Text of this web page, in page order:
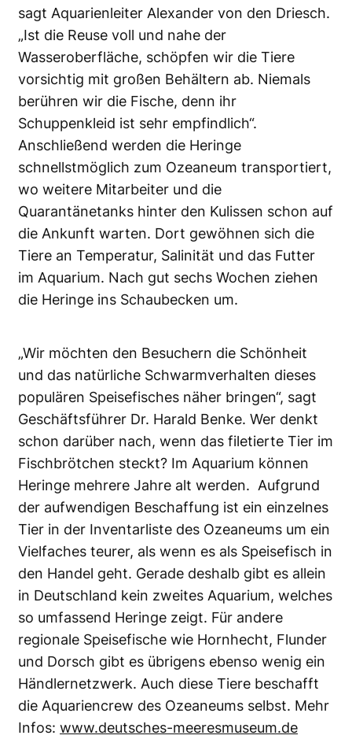
sagt Aquarienleiter Alexander von den Driesch.
„Ist die Reuse voll und nahe der
Wasseroberfläche, schöpfen wir die Tiere
vorsichtig mit großen Behältern ab. Niemals
berühren wir die Fische, denn ihr
Schuppenkleid ist sehr empfindlich“.
Anschließend werden die Heringe
schnellstmöglich zum Ozeaneum transportiert,
wo weitere Mitarbeiter und die
Quarantänetanks hinter den Kulissen schon auf
die Ankunft warten. Dort gewöhnen sich die
Tiere an Temperatur, Salinität und das Futter
im Aquarium. Nach gut sechs Wochen ziehen
die Heringe ins Schaubecken um.
„Wir möchten den Besuchern die Schönheit
und das natürliche Schwarmverhalten dieses
populären Speisefisches näher bringen“, sagt
Geschäftsführer Dr. Harald Benke. Wer denkt
schon darüber nach, wenn das filetierte Tier im
Fischbrötchen steckt? Im Aquarium können
Heringe mehrere Jahre alt werden. Aufgrund
der aufwendigen Beschaffung ist ein einzelnes
Tier in der Inventarliste des Ozeaneums um ein
Vielfaches teurer, als wenn es als Speisefisch in
den Handel geht. Gerade deshalb gibt es allein
in Deutschland kein zweites Aquarium, welches
so umfassend Heringe zeigt. Für andere
regionale Speisefische wie Hornhecht, Flunder
und Dorsch gibt es übrigens ebenso wenig ein
Händlernetzwerk. Auch diese Tiere beschafft
die Aquariencrew des Ozeaneums selbst. Mehr
Infos: www.deutsches-meeresmuseum.de